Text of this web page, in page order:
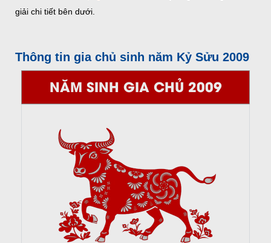
giải chi tiết bên dưới.
Thông tin gia chủ sinh năm Kỷ Sửu 2009
NĂM SINH GIA CHỦ 2009